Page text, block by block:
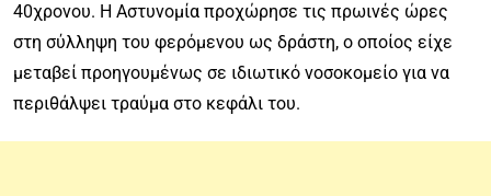
40χρονου. Η Αστυνομία προχώρησε τις πρωινές ώρες
στη σύλληψη του φερόμενου ως δράστη, ο οποίος είχε
μεταβεί προηγουμένως σε ιδιωτικό νοσοκομείο για να
περιθάλψει τραύμα στο κεφάλι του.